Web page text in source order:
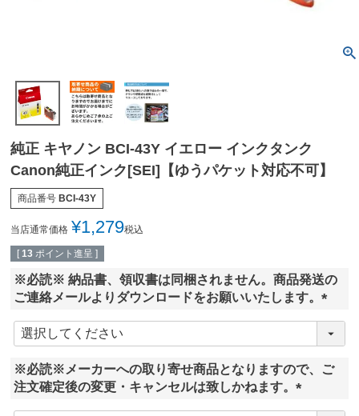
純正 キヤノン BCI-43Y イエロー インクタンク
Canon純正インク[SEI]【ゆうパケット対応不可】
商品番号 BCI-43Y
当店通常価格 ¥1,279税込
[ 13 ポイント進呈 ]
※必読※ 納品書、領収書は同梱されません。商品発送の
ご連絡メールよりダウンロードをお願いいたします。
(
必
)
※必読※メーカーへの取り寄せ商品となりますので、ご
注文確定後の変更・キャンセルは致しかねます。
(